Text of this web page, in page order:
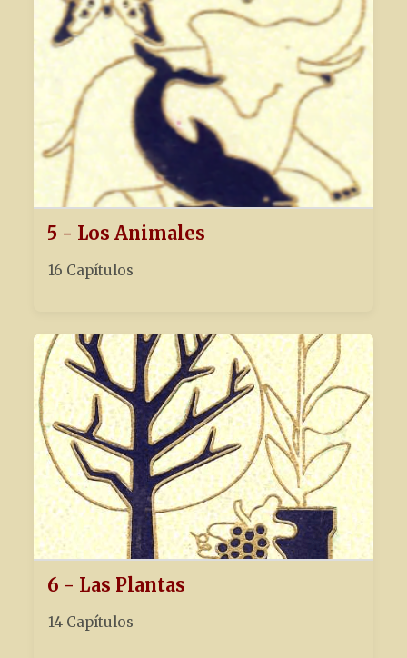
5 - Los Animales
16 Capítulos
6 - Las Plantas
14 Capítulos